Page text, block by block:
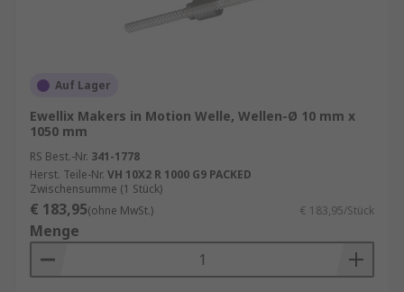
Feuchtigkeit und Temperaturen können die
Leistung beeinflussen, daher sind
Materialien notwendig.
Auf Lager
Ewellix Makers in Motion Welle, Wellen-Ø 10 mm x
1050 mm
RS Best.-Nr. 341-1778
Herst. Teile-Nr. VH 10X2 R 1000 G9 PACKED
Zwischensumme (1 Stück)
€ 183,95(ohne MwSt.) € 183,95/Stück
Menge